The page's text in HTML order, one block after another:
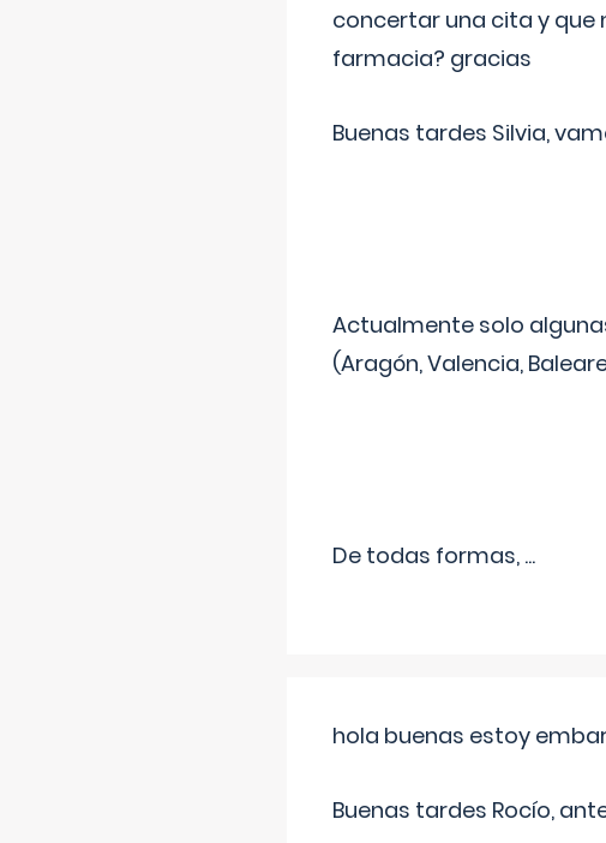
concertar una cita y
farmacia? gracias
Buenas tardes Silvia,
Actualmente solo
(Aragón, Valencia,
De todas formas, ...
hola buenas estoy
Buenas tardes Rocío,